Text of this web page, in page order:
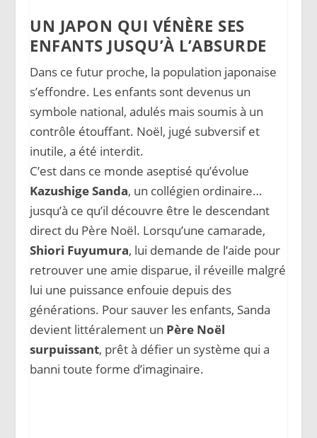
UN JAPON QUI VÉNÈRE SES
ENFANTS JUSQU’À L’ABSURDE
Dans ce futur proche, la population japonaise
s’effondre. Les enfants sont devenus un
symbole national, adulés mais soumis à un
contrôle étouffant. Noël, jugé subversif et
inutile, a été interdit.
C’est dans ce monde aseptisé qu’évolue
Kazushige Sanda, un collégien ordinaire…
jusqu’à ce qu’il découvre être le descendant
direct du Père Noël. Lorsqu’une camarade,
Shiori Fuyumura, lui demande de l’aide pour
retrouver une amie disparue, il réveille malgré
lui une puissance enfouie depuis des
générations. Pour sauver les enfants, Sanda
devient littéralement un Père Noël
surpuissant, prêt à défier un système qui a
banni toute forme d’imaginaire.